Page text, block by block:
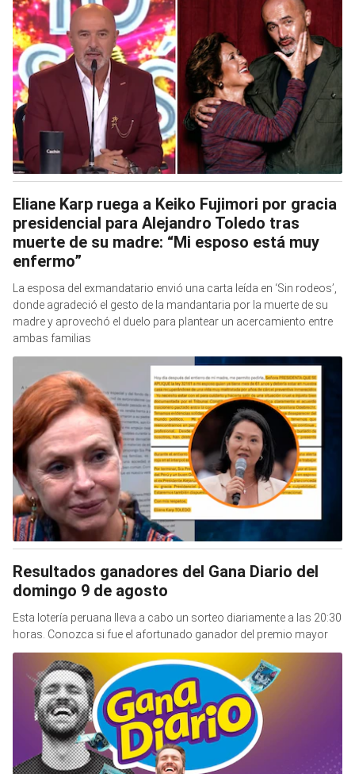
Eliane Karp ruega a Keiko Fujimori por gracia
presidencial para Alejandro Toledo tras
muerte de su madre: “Mi esposo está muy
enfermo”
La esposa del exmandatario envió una carta leída en ‘Sin rodeos’,
donde agradeció el gesto de la mandantaria por la muerte de su
madre y aprovechó el duelo para plantear un acercamiento entre
ambas familias
Resultados ganadores del Gana Diario del
domingo 9 de agosto
Esta lotería peruana lleva a cabo un sorteo diariamente a las 20:30
horas. Conozca si fue el afortunado ganador del premio mayor